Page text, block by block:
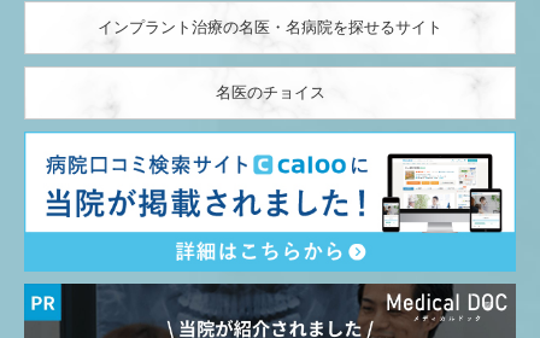
インプラント治療の名医・名病院を探せるサイト
名医のチョイス